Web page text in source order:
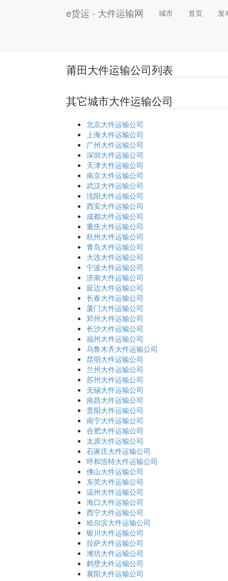
e货运 - 大件运输网 城市 首页 发
莆田大件运输公司列表
其它城市大件运输公司
北京大件运输公司
上海大件运输公司
广州大件运输公司
深圳大件运输公司
天津大件运输公司
南京大件运输公司
武汉大件运输公司
沈阳大件运输公司
西安大件运输公司
成都大件运输公司
重庆大件运输公司
杭州大件运输公司
青岛大件运输公司
大连大件运输公司
宁波大件运输公司
济南大件运输公司
延边大件运输公司
长春大件运输公司
厦门大件运输公司
郑州大件运输公司
长沙大件运输公司
福州大件运输公司
乌鲁木齐大件运输公司
昆明大件运输公司
兰州大件运输公司
苏州大件运输公司
无锡大件运输公司
南昌大件运输公司
贵阳大件运输公司
南宁大件运输公司
合肥大件运输公司
太原大件运输公司
石家庄大件运输公司
呼和浩特大件运输公司
佛山大件运输公司
东莞大件运输公司
温州大件运输公司
海口大件运输公司
西宁大件运输公司
哈尔滨大件运输公司
银川大件运输公司
拉萨大件运输公司
潍坊大件运输公司
鹤壁大件运输公司
襄阳大件运输公司